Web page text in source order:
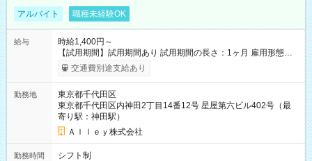
アルバイト 職種未経験OK
給与
時給1,400円～
【試用期間】試用期間あり 試用期間の長さ：1ヶ月 雇用形態、
給与は本採用時と同じです。
交通費別途支給あり
勤務地
東京都千代田区
東京都千代田区内神田2丁目14番12号 星屋第六ビル402号（最
寄り駅：神田駅）
Ａｌｌｅｙ株式会社
勤務時間
シフト制